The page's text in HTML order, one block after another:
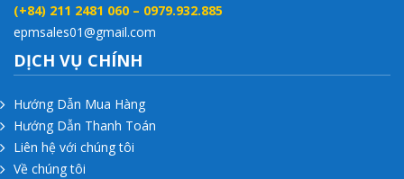
(+84) 211 2481 060 – 0979.932.885
epmsales01@gmail.com
DỊCH VỤ CHÍNH
Hướng Dẫn Mua Hàng
Hướng Dẫn Thanh Toán
Liên hệ với chúng tôi
Về chúng tôi